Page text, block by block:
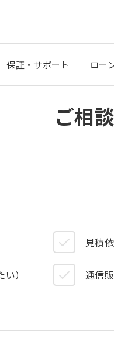
保証・サポート ロー
ご相
見積
） 通信